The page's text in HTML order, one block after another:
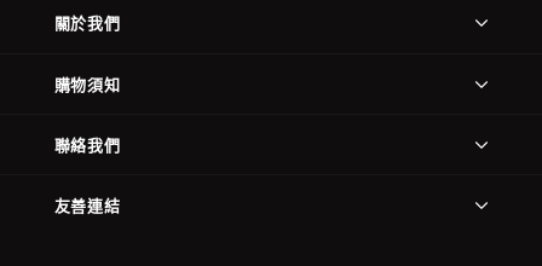
關於我們
購物須知
聯絡我們
友善連結